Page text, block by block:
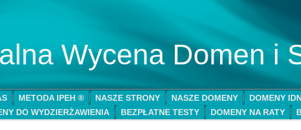
Wycena Domen i
METODA IPEH ® NASZE STRONY NASZE DOMENY
DOMENY
DO WYDZIERŻAWIENIA BEZPŁATNE TESTY DOMENY NA RATY